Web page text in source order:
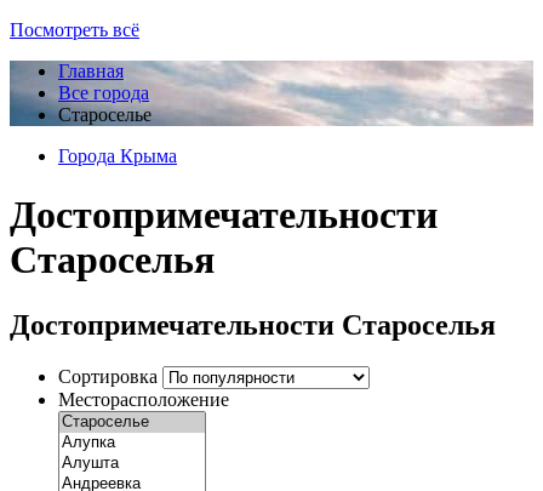
Посмотреть всё
Главная
Все города
Староселье
Города Крыма
Достопримечательности
Староселья
Достопримечательности Староселья
Сортировка
Месторасположение